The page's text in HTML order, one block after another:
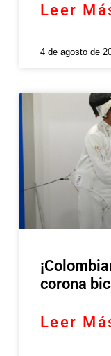
Leer
4 de agosto de
corona
Leer